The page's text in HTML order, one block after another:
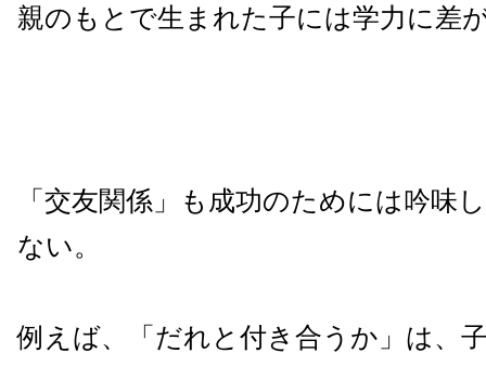
親のもとで生まれた子には学力に差
「交友関係」も成功のためには吟味
ない。
例えば、「だれと付き合うか」は、